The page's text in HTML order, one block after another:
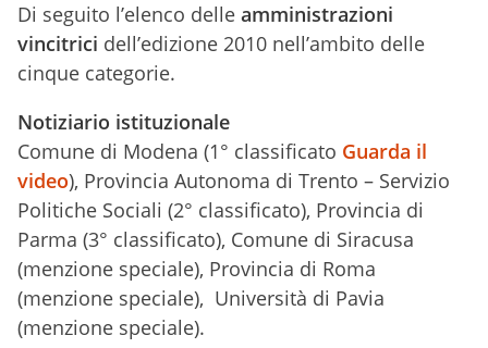
Di seguito l’elenco delle amministrazioni
vincitrici dell’edizione 2010 nell’ambito delle
cinque categorie.
Notiziario istituzionale
Comune di Modena (1° classificato Guarda il
video), Provincia Autonoma di Trento – Servizio
Politiche Sociali (2° classificato), Provincia di
Parma (3° classificato), Comune di Siracusa
(menzione speciale), Provincia di Roma
(menzione speciale), Università di Pavia
(menzione speciale).